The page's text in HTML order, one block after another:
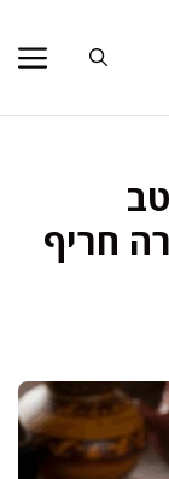
חריף